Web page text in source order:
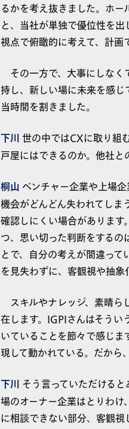
るかを考え抜きました。ホ
と、当社が単独で優位性を
視点で俯瞰的に考えて、計画
その一方で、大事にしなく
持し、新しい場に未来を感
当時間を割きました。
下川 世の中ではCXに取り組
戸屋にはできるのか。他社と
桐山 ベンチャー企業や上場
機会がどんどん失われてしま
確認しにくい場合がありま
つ、思い切った判断をする
とで、自分の考えが間違っ
を見失わずに、客観視や抽象
スキルやナレッジ、素晴ら
在します。IGPIさんはそうい
いていることを節々で感じ
現して動かれている。だから
下川 そう言っていただける
場のオーナー企業はとりわけ
に相談できない部分、客観視